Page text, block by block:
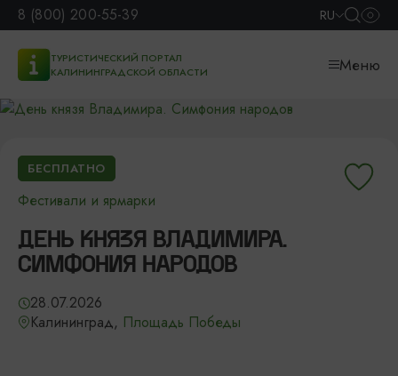
8 (800) 200-55-39 RU
ТУРИСТИЧЕСКИЙ ПОРТАЛ
КАЛИНИНГРАДСКОЙ ОБЛАСТИ
Меню
БЕСПЛАТНО
Фестивали и ярмарки
ДЕНЬ КНЯЗЯ ВЛАДИМИРА.
СИМФОНИЯ НАРОДОВ
28.07.2026
Калининград, Площадь Победы